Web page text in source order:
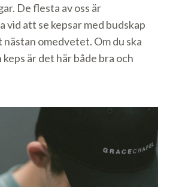
De flesta av oss är
vid att se kepsar med budskap
omedvetet. Om du ska
är det här både bra och